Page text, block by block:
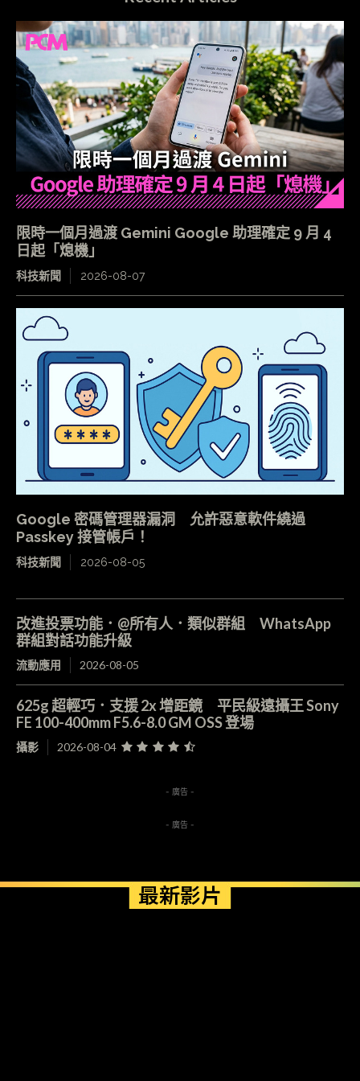
限時一個月過渡 Gemini Google 助理確定 9 月 4
日起「熄機」
科技新聞 2026-08-07
Google 密碼管理器漏洞 允許惡意軟件繞過
Passkey 接管帳戶！
科技新聞 2026-08-05
改進投票功能．@所有人．類似群組 WhatsApp
群組對話功能升級
流動應用 2026-08-05
625g 超輕巧．支援 2x 增距鏡 平民級遠攝王 Sony
FE 100-400mm F5.6-8.0 GM OSS 登場
攝影 2026-08-04
- 廣告 -
- 廣告 -
最新影片